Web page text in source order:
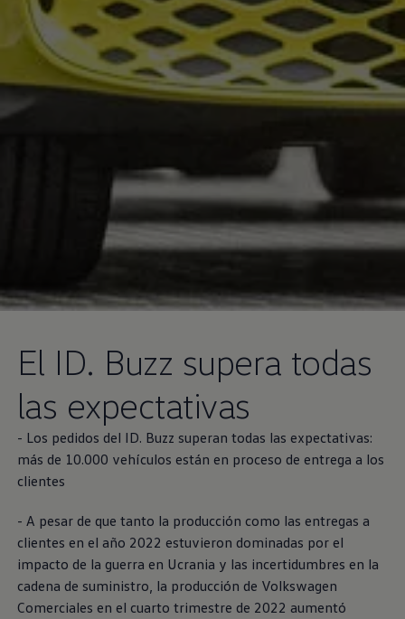
El ID. Buzz supera todas
las expectativas
- Los pedidos del ID. Buzz superan todas las expectativas:
más de 10.000 vehículos están en proceso de entrega a los
clientes
- A pesar de que tanto la producción como las entregas a
clientes en el año 2022 estuvieron dominadas por el
impacto de la guerra en Ucrania y las incertidumbres en la
cadena de suministro, la producción de Volkswagen
Comerciales en el cuarto trimestre de 2022 aumentó